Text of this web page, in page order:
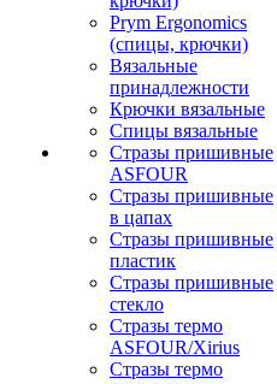
Prym Ergonomics
(спицы, крючки)
Вязальные
принадлежности
Крючки вязальные
Спицы вязальные
Стразы пришивные
ASFOUR
Стразы пришивные
в цапах
Стразы пришивные
пластик
Стразы пришивные
стекло
Стразы термо
ASFOUR/Xirius
Стразы термо